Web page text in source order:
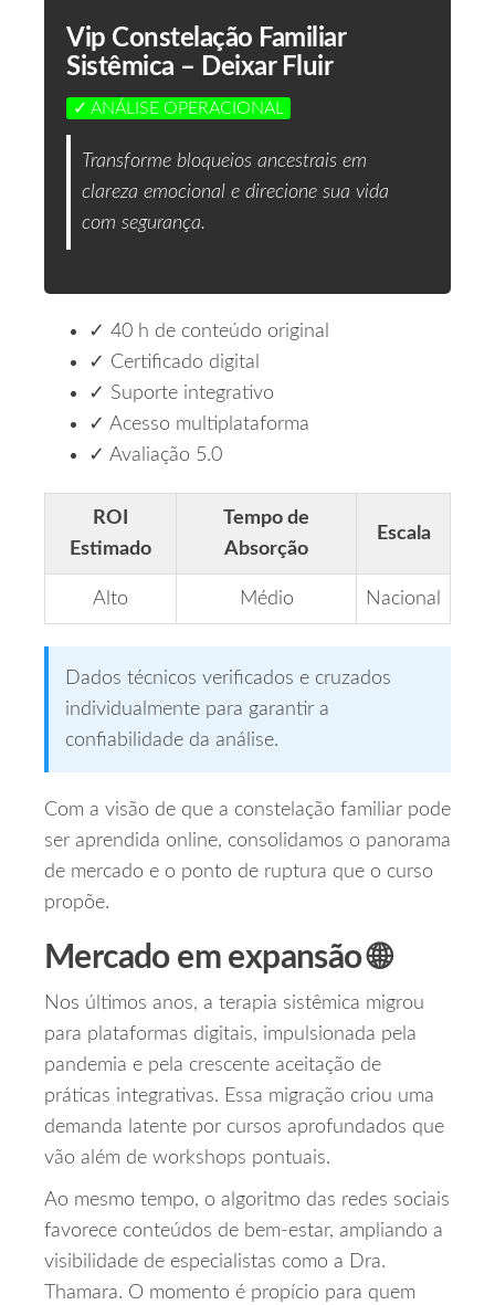
Vip Constelação Familiar
Sistêmica – Deixar Fluir
✓ ANÁLISE OPERACIONAL
Transforme bloqueios ancestrais em
clareza emocional e direcione sua vida
com segurança.
✓ 40 h de conteúdo original
✓ Certificado digital
✓ Suporte integrativo
✓ Acesso multiplataforma
✓ Avaliação 5.0
ROI
Estimado
Tempo de
Absorção
Escala
Alto Médio Nacional
Dados técnicos verificados e cruzados
individualmente para garantir a
confiabilidade da análise.
Com a visão de que a constelação familiar pode
ser aprendida online, consolidamos o panorama
de mercado e o ponto de ruptura que o curso
propõe.
Mercado em expansão 🌐
Nos últimos anos, a terapia sistêmica migrou
para plataformas digitais, impulsionada pela
pandemia e pela crescente aceitação de
práticas integrativas. Essa migração criou uma
demanda latente por cursos aprofundados que
vão além de workshops pontuais.
Ao mesmo tempo, o algoritmo das redes sociais
favorece conteúdos de bem‑estar, ampliando a
visibilidade de especialistas como a Dra.
Thamara. O momento é propício para quem